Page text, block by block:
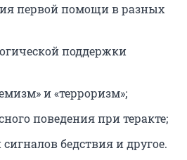
первой помощи в разных
поддержки
и «терроризм»;
поведения при теракте;
бедствия и другое.